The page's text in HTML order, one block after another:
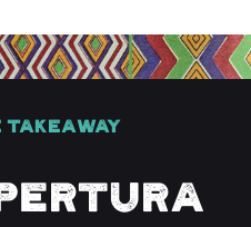
TakeAway